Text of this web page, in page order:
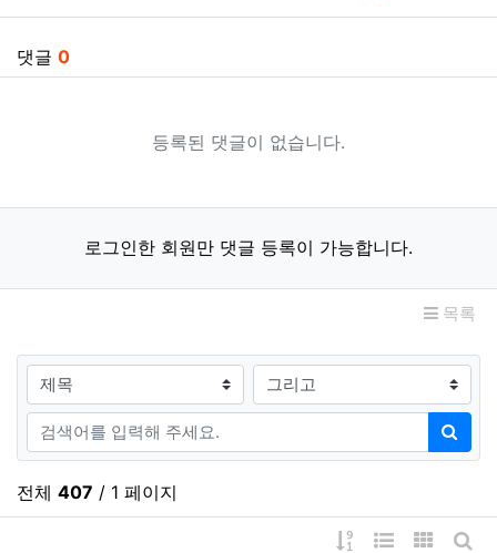
댓글 0
등록된 댓글이 없습니다.
로그인한 회원만 댓글 등록이 가능합니다.
목록
검색대상
검색어
검색
전체 407 / 1 페이지
게시물 정렬